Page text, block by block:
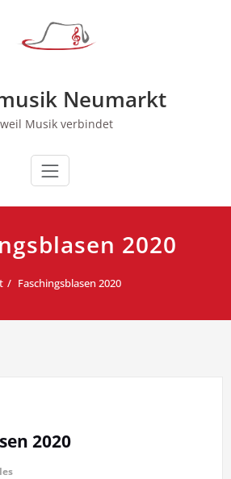
Neumarkt
Musik verbindet
2020
Faschingsblasen 2020
2020